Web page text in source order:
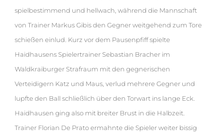
spielbestimmend und hellwach, während die Mannschaft
von Trainer Markus Gibis den Gegner weitgehend zum Tore
schießen einlud. Kurz vor dem Pausenpfiff spielte
Haidhausens Spielertrainer Sebastian Bracher im
Waldkraiburger Strafraum mit den gegnerischen
Verteidigern Katz und Maus, verlud mehrere Gegner und
lupfte den Ball schließlich über den Torwart ins lange Eck.
Haidhausen ging also mit breiter Brust in die Halbzeit.
Trainer Florian De Prato ermahnte die Spieler weiter bissig